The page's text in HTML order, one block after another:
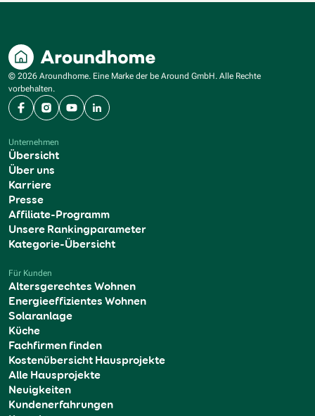
© 2026 Aroundhome. Eine Marke der be Around GmbH. Alle Rechte
vorbehalten.
FacebookInstagram
YouTubeLinkedIn
Unternehmen
Übersicht
Über uns
Karriere
Presse
Affiliate-Programm
Unsere Rankingparameter
Kategorie-Übersicht
Für Kunden
Altersgerechtes Wohnen
Energieeffizientes Wohnen
Solaranlage
Küche
Fachfirmen finden
Kostenübersicht Hausprojekte
Alle Hausprojekte
Neuigkeiten
Kundenerfahrungen